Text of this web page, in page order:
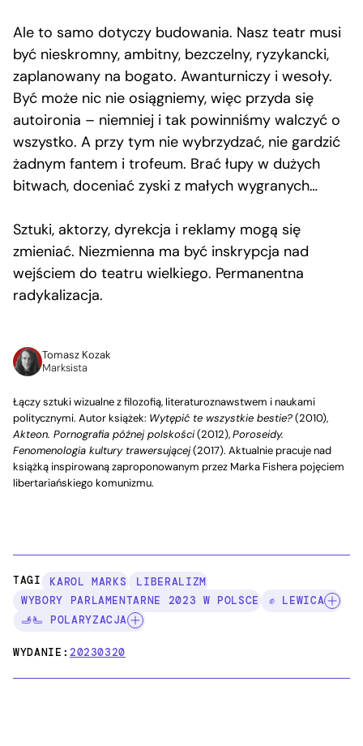
Ale to samo dotyczy budowania. Nasz teatr musi
być nieskromny, ambitny, bezczelny, ryzykancki,
zaplanowany na bogato. Awanturniczy i wesoły.
Być może nic nie osiągniemy, więc przyda się
autoironia – niemniej i tak powinniśmy walczyć o
wszystko. A przy tym nie wybrzydzać, nie gardzić
żadnym fantem i trofeum. Brać łupy w dużych
bitwach, doceniać zyski z małych wygranych…
Sztuki, aktorzy, dyrekcja i reklamy mogą się
zmieniać. Niezmienna ma być inskrypcja nad
wejściem do teatru wielkiego. Permanentna
radykalizacja.
Tomasz Kozak
Marksista
Łączy sztuki wizualne z filozofią, literaturoznawstwem i naukami
politycznymi. Autor książek: Wytępić te wszystkie bestie?(2010),
Akteon. Pornografia późnej polskości(2012),Poroseidy.
Fenomenologia kultury trawersującej(2017). Aktualnie pracuje nad
książką inspirowaną zaproponowanym przez Marka Fishera pojęciem
libertariańskiego komunizmu.
TAGI: KAROL MARKS
LIBERALIZM
WYBORY PARLAMENTARNE 2023 W POLSCE
✊ LEWICA
🫸🫷 POLARYZACJA
WYDANIE:20230320